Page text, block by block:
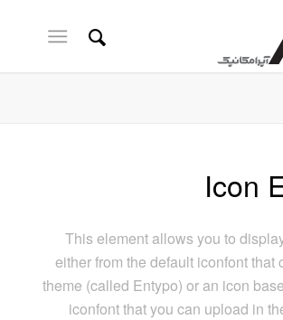
Icon
This element allows you to
either from the default iconfont that
theme (called Entypo) or an icon
iconfont that you can upload in